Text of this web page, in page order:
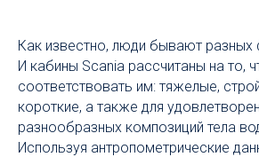
Как известно, люди бывают
И кабины Scania рассчитаны на то,
соответствовать им: тяжелые,
короткие, а также для
разнообразных композиций тела
Используя антропометрические